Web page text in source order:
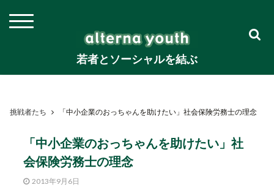
若者とソーシャルを結ぶ
挑戦者たち 「中小企業のおっちゃんを助けたい」社会保険労務士の理念
「中小企業のおっちゃんを助けたい」社
会保険労務士の理念
2013年9月6日